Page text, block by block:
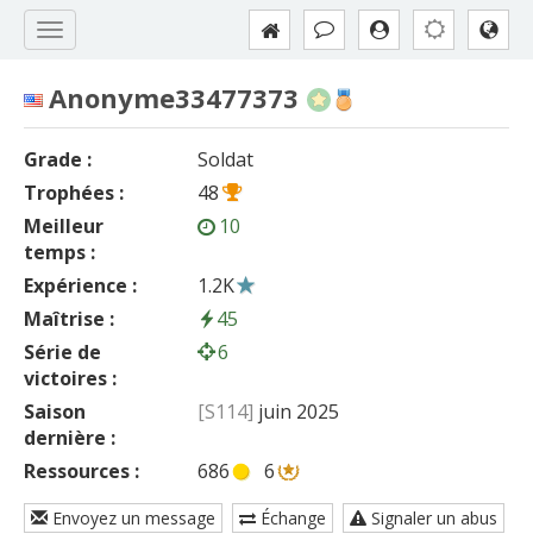
Anonyme33477373
Grade :
Soldat
Trophées :
48
Meilleur
temps :
10
Expérience :
1.2K
Maîtrise :
45
Série de
victoires :
6
Saison
dernière :
[S114] juin 2025
Ressources : 686 6
Envoyez un message Échange Signaler un abus